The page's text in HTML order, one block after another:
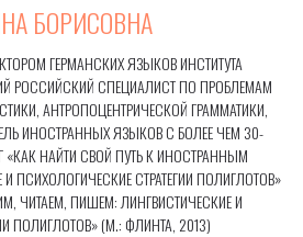
БОРИСОВНА
ГЕРМАНСКИХ ЯЗЫКОВ ИНСТИТУТА
РОССИЙСКИЙ СПЕЦИАЛИСТ ПО ПРОБЛЕМАМ
АНТРОПОЦЕНТРИЧЕСКОЙ ГРАММАТИКИ,
ИНОСТРАННЫХ ЯЗЫКОВ С БОЛЕЕ ЧЕМ 30-
«КАК НАЙТИ СВОЙ ПУТЬ К ИНОСТРАННЫМ
ПСИХОЛОГИЧЕСКИЕ СТРАТЕГИИ ПОЛИГЛОТОВ»
ЧИТАЕМ, ПИШЕМ: ЛИНГВИСТИЧЕСКИЕ И
ПОЛИГЛОТОВ» (М.: ФЛИНТА, 2013)